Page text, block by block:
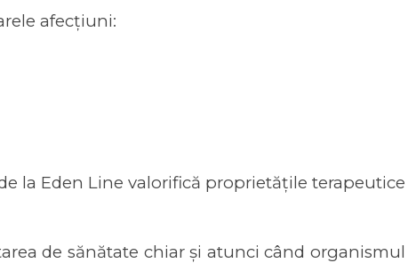
afecțiuni:
la Eden Line valorifică proprietățile terapeutice
de sănătate chiar și atunci când organismul